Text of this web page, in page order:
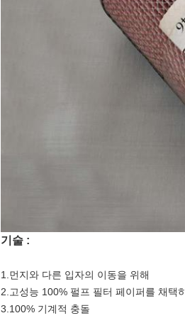
기술 :
1.먼지와 다른 입자의 이동을 위해
2.고성능 100% 펄프 필터 페이퍼를 채택
3.100% 기계적 충돌